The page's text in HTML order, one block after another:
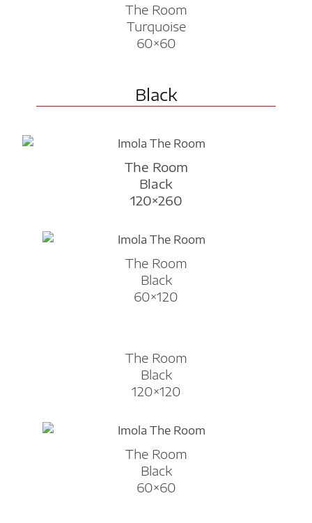
The Room
Turquoise
60×60
Black
The Room
Black
120×260
The Room
Black
60×120
The Room
Black
120×120
The Room
Black
60×60